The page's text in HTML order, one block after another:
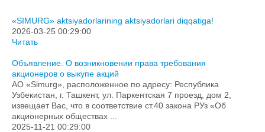
«SIMURG» aktsiyadorlarining aktsiyadorlari diqqatiga!
2026-03-25 00:29:00
Читать
Объявление. О возникновении права требования
акционеров о выкупе акций
АО «Simurg», расположенное по адресу: Республика
Узбекистан, г. Ташкент, ул. Паркентская 7 проезд, дом 2,
извещает Вас, что в соответствие ст.40 закона РУз «Об
акционерных обществах ...
2025-11-21 00:29:00